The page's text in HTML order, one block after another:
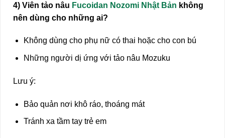
4) Viên tảo nâu Fucoidan Nozomi Nhật Bản không
nên dùng cho những ai?
Không dùng cho phụ nữ có thai hoặc cho con bú
Những người dị ứng với tảo nâu Mozuku
Lưu ý:
Bảo quản nơi khô ráo, thoáng mát
Tránh xa tầm tay trẻ em